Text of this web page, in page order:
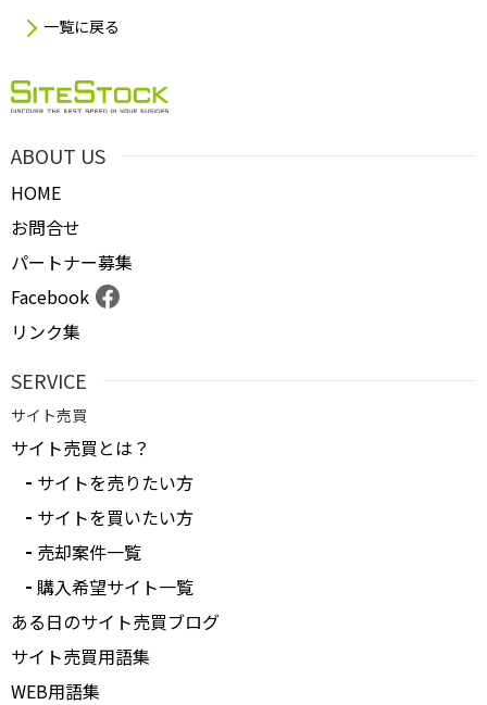
一覧に戻る
ABOUT US
HOME
お問合せ
パートナー募集
Facebook
リンク集
SERVICE
サイト売買
サイト売買とは？
サイトを売りたい方
サイトを買いたい方
売却案件一覧
購入希望サイト一覧
ある日のサイト売買ブログ
サイト売買用語集
WEB用語集